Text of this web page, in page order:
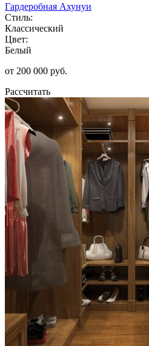
Гардеробная Ахунуи
Стиль:
Классический
Цвет:
Белый
от 200 000 руб.
Рассчитать